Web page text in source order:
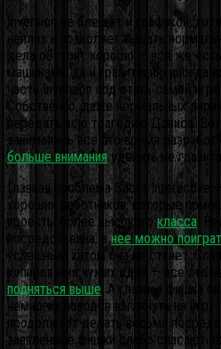
Inversion не блещет и графикой,
неплох и позволяет выдать
дела обстоят хорошо — все же
машинами, да и гравитацию иногда
часть Inversion под стать самой
Собственно, даже нормальных
передать всю трагедию Дэвиса.
занимались все это время
больше вниманияуделить не
Главная проблема Saber Interactive
хороших работников, которые
проекты более высокогокласса .
посредственна, внее можно
успешным хитом она не станет.
копирования чужих идей — все это
подняться выше . А главная фишка
немногих поводов взглянуть на
продолжает делать весьма
заявленные фишки слабо спасают